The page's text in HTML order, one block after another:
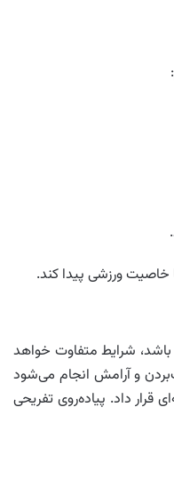
خاصیت ورزشی پیدا کند.
باشد، شرایط متفاوت خواهد
و آرامش انجام می‌شود
قرار داد. پیاده‌روی تفریحی